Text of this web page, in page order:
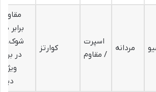
مردانه
اسپرت
/ مقاوم
کوارتز
برابر
شوک،
در